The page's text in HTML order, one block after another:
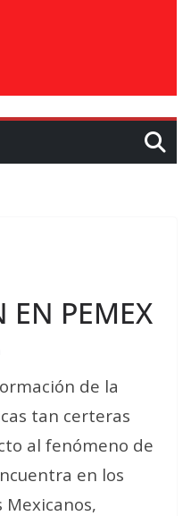
EN PEMEX
de la
tan certeras
al fenómeno de
en los